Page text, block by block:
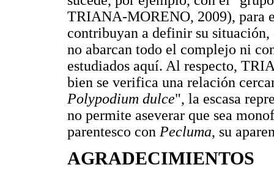
TRIANA-MORENO, 2009), para
contribuyan a definir su
no abarcan todo el complejo ni
estudiados aquí. Al respecto,
bien se verifica una relación
Polypodium dulce", la escasa
no permite aseverar que sea
parentesco con Pecluma, su
AGRADECIMIENTOS